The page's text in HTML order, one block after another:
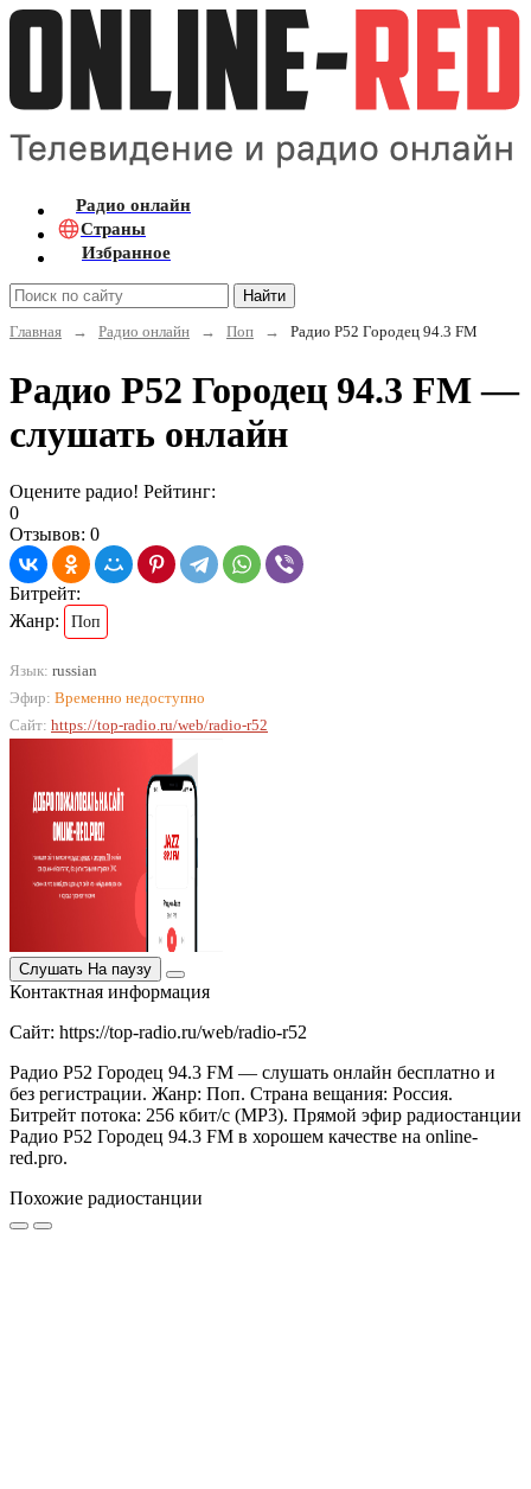
Радио онлайн
Страны
Избранное
Найти
Главная
→ Радио онлайн → Поп → Радио Р52 Городец 94.3 FM
Радио Р52 Городец 94.3 FM —
слушать онлайн
Оцените радио! Рейтинг:
0
Отзывов: 0
Битрейт:
Жанр:
Поп
Язык: russian
Эфир: Временно недоступно
Сайт: https://top-radio.ru/web/radio-r52
Слушать На паузу
Контактная информация
Сайт: https://top-radio.ru/web/radio-r52
Радио Р52 Городец 94.3 FM — слушать онлайн бесплатно и
без регистрации. Жанр: Поп. Страна вещания: Россия.
Битрейт потока: 256 кбит/с (MP3). Прямой эфир радиостанции
Радио Р52 Городец 94.3 FM в хорошем качестве на online-
red.pro.
Похожие радиостанции